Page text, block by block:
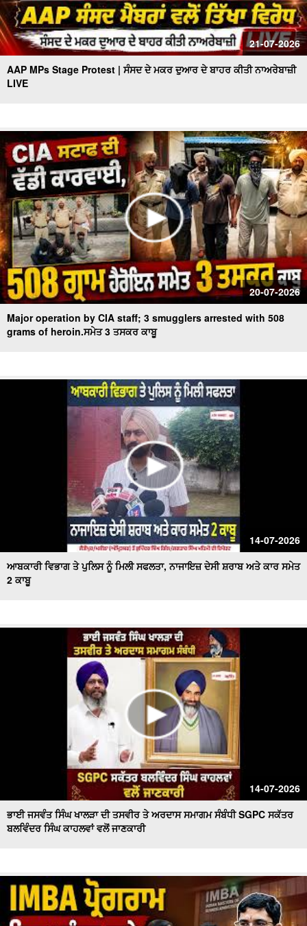
21-07-2026
AAP MPs Stage Protest | ਸੰਸਦ ਦੇ ਮਕਰ ਦੁਆਰ ਦੇ ਬਾਹਰ ਕੀਤੀ ਨਾਅਰੇਬਾਜ਼ੀ
LIVE
20-07-2026
Major operation by CIA staff; 3 smugglers arrested with 508
grams of heroin.ਸਮੇਤ 3 ਤਸਕਰ ਕਾਬੂ
14-07-2026
ਆਬਕਾਰੀ ਵਿਭਾਗ ਤੇ ਪੁਲਿਸ ਨੂੰ ਮਿਲੀ ਸਫਲਤਾ, ਨਾਜਾਇਜ਼ ਦੇਸੀ ਸ਼ਰਾਬ ਅਤੇ ਕਾਰ ਸਮੇਤ
2 ਕਾਬੂ
14-07-2026
ਭਾਈ ਜਸਵੰਤ ਸਿੰਘ ਖਾਲੜਾ ਦੀ ਤਸਵੀਰ ਤੇ ਅਰਦਾਸ ਸਮਾਗਮ ਸੰਬੰਧੀ SGPC ਸਕੱਤਰ
ਬਲਵਿੰਦਰ ਸਿੰਘ ਕਾਹਲਵਾਂ ਵਲੋਂ ਜਾਣਕਾਰੀ